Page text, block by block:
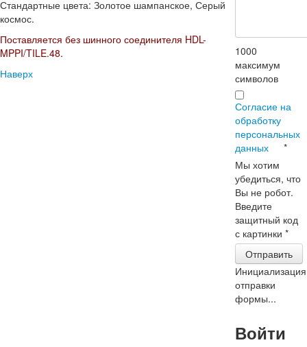
Стандартные цвета: Золотое шампанское, Серый
космос.
Поставляется без шинного соединителя HDL-
MPPI/TILE.48.
Наверх
1000
максимум
символов
Согласие на
обработку
персональных
данных
*
Мы хотим
убедиться, что
Вы не робот.
Введите
защитный код
с картинки*
Отправить
Инициализация
отправки
формы...
Войти